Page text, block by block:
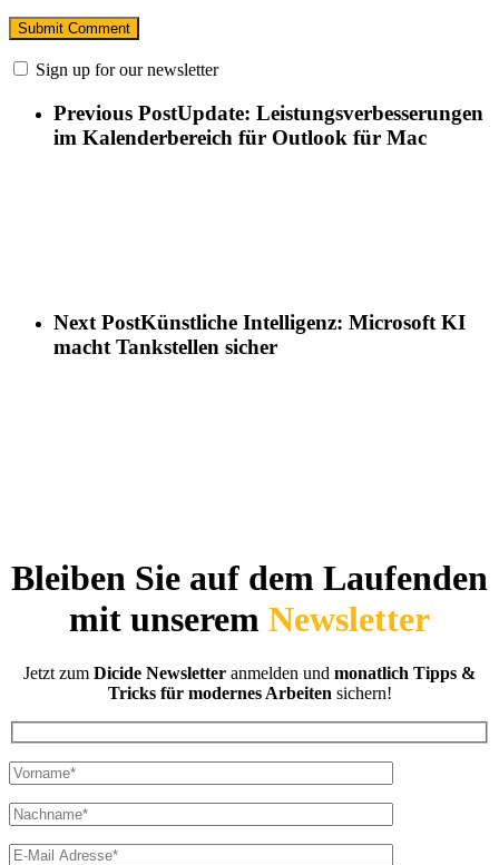
Sign up for our newsletter
Previous PostUpdate: Leistungsverbesserungen
im Kalenderbereich für Outlook für Mac
Next PostKünstliche Intelligenz: Microsoft KI
macht Tankstellen sicher
Bleiben Sie auf dem Laufenden
mit unserem Newsletter
Jetzt zum Dicide Newsletter anmelden und monatlich Tipps &
Tricks für modernes Arbeiten sichern!